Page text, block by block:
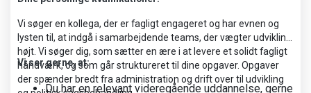
Vi søger en kollega, der er fagligt engageret og har evnen og
lysten til, at indgå i samarbejdende teams, der vægter udvikling
højt. Vi søger dig, som sætter en ære i at levere et solidt fagligt
håndværk, og som går struktureret til dine opgaver. Opgaver
der spænder bredt fra administration og drift over til udvikling
Vi ser gerne, at:
Du har en relevant videregående uddannelse, gerne